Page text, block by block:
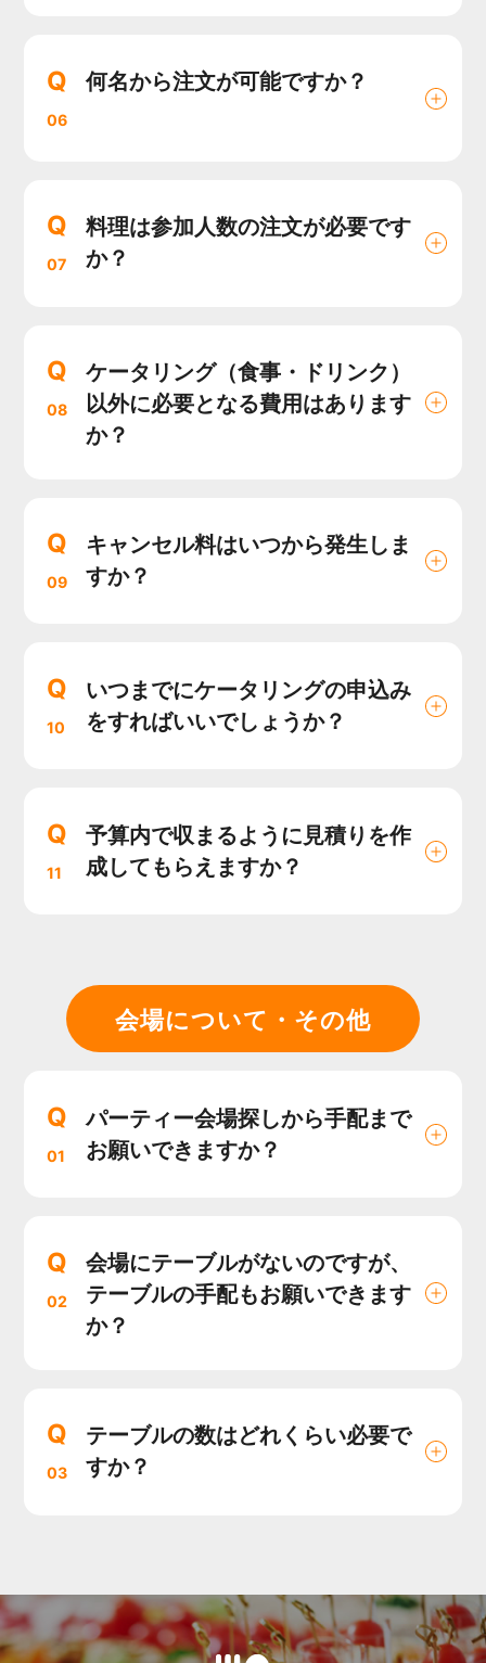
Q
06
何名から注文が可能ですか？
Q
07
料理は参加人数の注文が必要です
か？
Q
08
ケータリング（食事・ドリンク）
以外に必要となる費用はあります
か？
Q
09
キャンセル料はいつから発生しま
すか？
Q
10
いつまでにケータリングの申込み
をすればいいでしょうか？
Q
11
予算内で収まるように見積りを作
成してもらえますか？
会場について・その他
Q
01
パーティー会場探しから手配まで
お願いできますか？
Q
02
会場にテーブルがないのですが、
テーブルの手配もお願いできます
か？
Q
03
テーブルの数はどれくらい必要で
すか？